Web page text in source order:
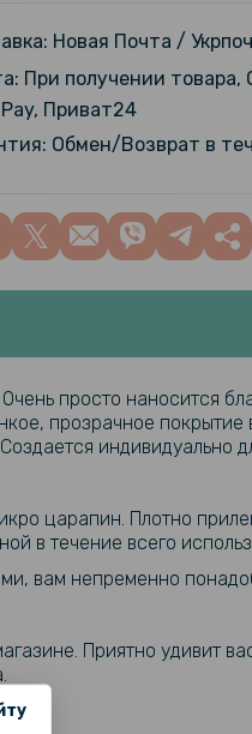
Hydrogel Film для
заднюю панель,
Эластичные шнурки
завязок 90см
Противоударная
Защитное стекло
заднюю камеру для
Новая Почта /
При получении товара,
Приват24
Обмен/Возврат в
просто наносится
прозрачное
индивидуально
царапин. Плотно
в течение всего
вам непременно
Приятно удивит